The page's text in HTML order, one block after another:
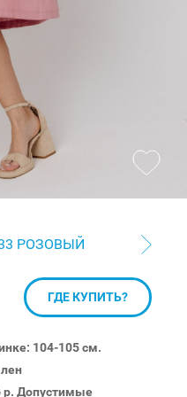
РОЗОВЫЙ
104-105 см.
лен
р. Допустимые
ГДЕ КУПИТЬ?